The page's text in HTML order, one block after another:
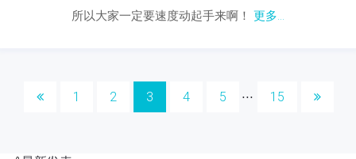
所以大家一定要速度动起手来啊！ 更多...
1 2 3 4 5 ⋅⋅⋅ 15